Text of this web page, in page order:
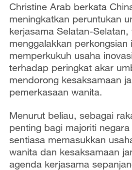
Christine Arab berkata
meningkatkan peruntukan
kerjasama Selatan-Selatan,
menggalakkan perkongsian
memperkukuh usaha
terhadap peringkat akar
mendorong kesaksamaan
pemerkasaan wanita.
Menurut beliau, sebagai
penting bagi majoriti
sentiasa memasukkan
wanita dan kesaksamaan
agenda kerjasama